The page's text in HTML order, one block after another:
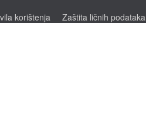
korištenja Zaštita ličnih podataka